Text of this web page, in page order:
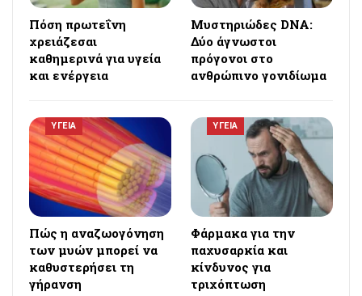
Πόση πρωτεΐνη
χρειάζεσαι
καθημερινά για υγεία
και ενέργεια
Μυστηριώδες DNA:
Δύο άγνωστοι
πρόγονοι στο
ανθρώπινο γονιδίωμα
ΥΓΕΙΑ
Πώς η αναζωογόνηση
των μυών μπορεί να
καθυστερήσει τη
γήρανση
ΥΓΕΙΑ
Φάρμακα για την
παχυσαρκία και
κίνδυνος για
τριχόπτωση